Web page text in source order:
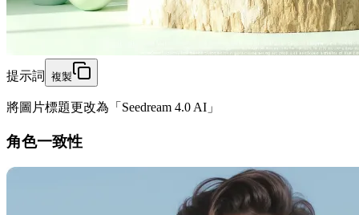
提示詞 複製
將圖片標題更改為「Seedream 4.0 AI」
角色一致性